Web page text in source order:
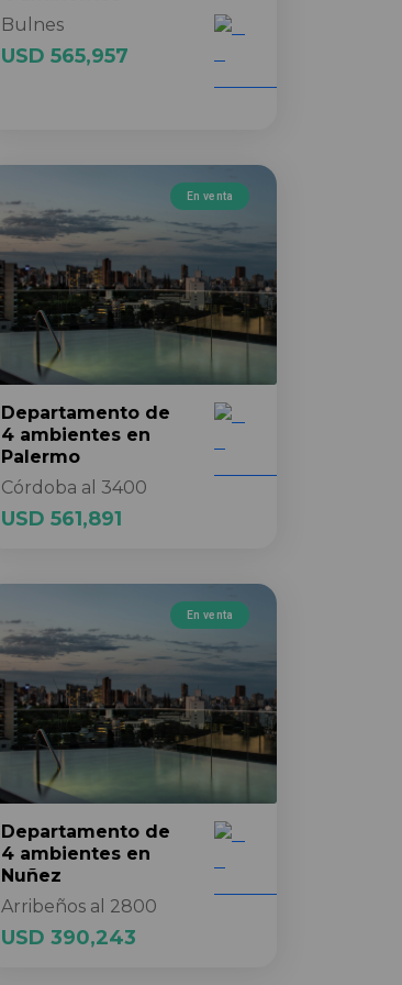
Bulnes
USD 565,957
En venta
Departamento de
4 ambientes en
Palermo
Córdoba al 3400
USD 561,891
En venta
Departamento de
4 ambientes en
Nuñez
Arribeños al 2800
USD 390,243